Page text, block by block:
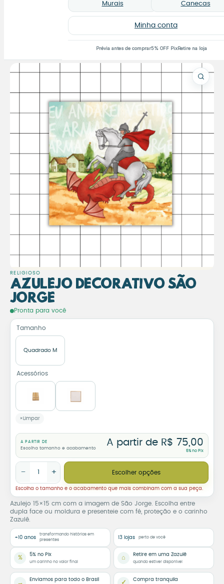
Murais Canecas
Minha conta
Prévia antes de comprar5% OFF PixRetire na loja
RELIGIOSO
Azulejo Decorativo São
Jorge
Azulejo Decorativo São
Pronta para você
Azulejo 15×15 cm com a imagem de São Jorge. Escolha entre
dupla face ou moldura e presenteie com fé, proteção e o carinho
Zazulê.
Tamanho
Quadrado M
Acessórios
Limpar
A PARTIR DE
Escolha tamanho e acabamento
A partir de R$ 75,00
5% no Pix
Azulejo Decorativo São Jorge quantidade
− + Escolher opções
Escolha o tamanho e o acabamento que mais combinam com a sua peça.
+10 anos
transformando histórias em
presentes
13 lojas perto de você
% 5% no Pix
um carinho no valor final
⌂ Retire em uma Zazulê
quando estiver disponível
Enviamos para todo o Brasil Compra tranquila